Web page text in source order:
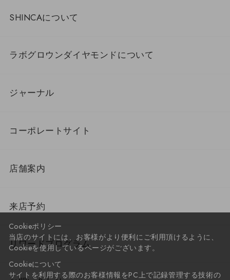
SHINCAについて
ラボグロウンダイヤモンドについて
ジャーナル
コーポレートサイト
店舗案内
来店予約
リワードプログラム
Cookieポリシー
当店のサイトには、お客様がより便利にご利用頂けるように、
Cookieを使用しているページがございます。
Cookieについて
サイトを利用する際のお客様情報をPC上で記録管理する技術の